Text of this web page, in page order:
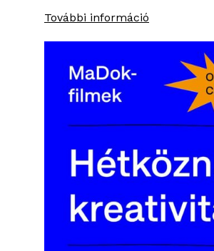
További információ